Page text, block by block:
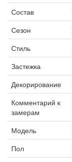
Состав
Сезон
Стиль
Застежка
Декорирование
Комментарий к
замерам
Модель
Пол